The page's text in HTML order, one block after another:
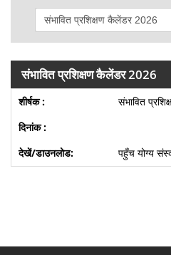
संभावित प्रशिक्षण कैलेंडर 2026
संभावित
पहुँच योग्य